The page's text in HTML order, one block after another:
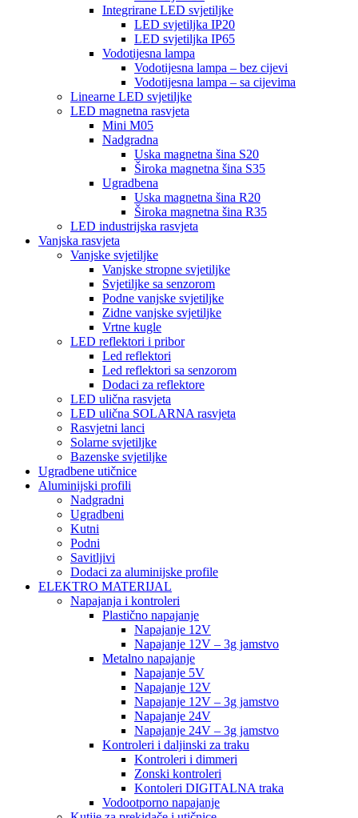
Integrirane LED svjetiljke
LED svjetiljka IP20
LED svjetiljka IP65
Vodotijesna lampa
Vodotijesna lampa – bez cijevi
Vodotijesna lampa – sa cijevima
Linearne LED svjetiljke
LED magnetna rasvjeta
Mini M05
Nadgradna
Uska magnetna šina S20
Široka magnetna šina S35
Ugradbena
Uska magnetna šina R20
Široka magnetna šina R35
LED industrijska rasvjeta
Vanjska rasvjeta
Vanjske svjetiljke
Vanjske stropne svjetiljke
Svjetiljke sa senzorom
Podne vanjske svjetiljke
Zidne vanjske svjetiljke
Vrtne kugle
LED reflektori i pribor
Led reflektori
Led reflektori sa senzorom
Dodaci za reflektore
LED ulična rasvjeta
LED ulična SOLARNA rasvjeta
Rasvjetni lanci
Solarne svjetiljke
Bazenske svjetiljke
Ugradbene utičnice
Aluminijski profili
Nadgradni
Ugradbeni
Kutni
Podni
Savitljivi
Dodaci za aluminijske profile
ELEKTRO MATERIJAL
Napajanja i kontroleri
Plastično napajanje
Napajanje 12V
Napajanje 12V – 3g jamstvo
Metalno napajanje
Napajanje 5V
Napajanje 12V
Napajanje 12V – 3g jamstvo
Napajanje 24V
Napajanje 24V – 3g jamstvo
Kontroleri i daljinski za traku
Kontroleri i dimmeri
Zonski kontroleri
Kontoleri DIGITALNA traka
Vodootporno napajanje